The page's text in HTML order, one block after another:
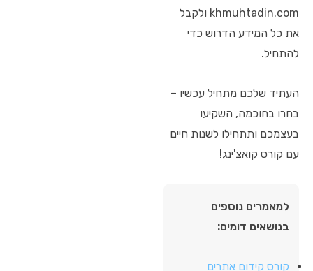
khmuhtadin.com ולקבל
את כל המידע הדרוש כדי
להתחיל.
העתיד שלכם מתחיל עכשיו –
בחרו בחוכמה, השקיעו
בעצמכם ותתחילו לשנות חיים
עם קורס קואצ'ינג!
למאמרים נוספים
בנושאים דומים:
קורס קידום אתרים